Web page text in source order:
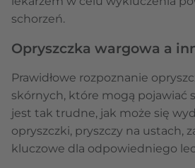
schorzeń.
Opryszczka wargowa a
Prawidłowe rozpoznanie
skórnych, które mogą pojawiać
jest tak trudne, jak może się
opryszczki, pryszczy na ustach,
kluczowe dla odpowiedniego